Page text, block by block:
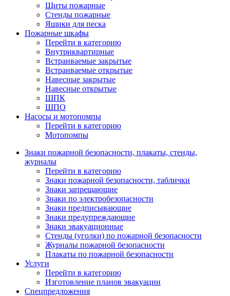
Щиты пожарные
Стенды пожарные
Ящики для песка
Пожарные шкафы
Перейти в категорию
Внутриквартирные
Встраиваемые закрытые
Встраиваемые открытые
Навесные закрытые
Навесные открытые
ШПК
ШПО
Насосы и мотопомпы
Перейти в категорию
Мотопомпы
Знаки пожарной безопасности, плакаты, стенды,
журналы
Перейти в категорию
Знаки пожарной безопасности, таблички
Знаки запрещающие
Знаки по электробезопасности
Знаки предписывающие
Знаки предупреждающие
Знаки эвакуационные
Стенды (уголки) по пожарной безопасности
Журналы пожарной безопасности
Плакаты по пожарной безопасности
Услуги
Перейти в категорию
Изготовление планов эвакуации
Спецпредложения